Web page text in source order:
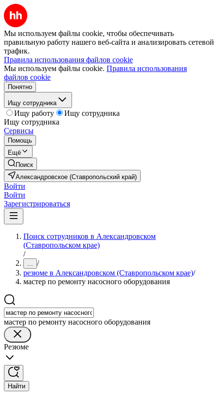
Мы используем файлы cookie, чтобы обеспечивать
правильную работу нашего веб-сайта и анализировать сетевой
трафик.
Правила использования файлов cookie
Мы используем файлы cookie. Правила использования
файлов cookie
Понятно
Ищу сотрудника
Ищу работу
Ищу сотрудника
Ищу сотрудника
Сервисы
Помощь
Ещё
Поиск
Александровское (Ставропольский край)
Войти
Войти
Зарегистрироваться
Поиск сотрудников в Александровском
(Ставропольском крае)
/
... /
резюме в Александровском (Ставропольском крае)/
мастер по ремонту насосного оборудования
мастер по ремонту насосного оборудования
Резюме
Найти